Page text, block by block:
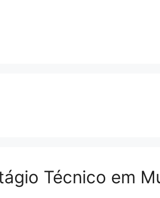
Técnico em